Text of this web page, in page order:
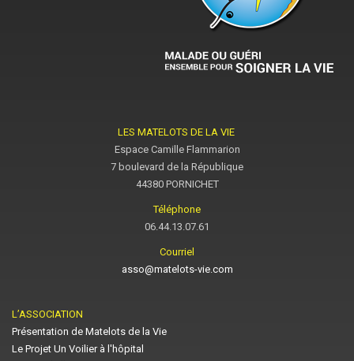
LES MATELOTS DE LA VIE
Espace Camille Flammarion
7 boulevard de la République
44380 PORNICHET
Téléphone
06.44.13.07.61
Courriel
asso@matelots-vie.com
L’ASSOCIATION
Présentation de Matelots de la Vie
Le Projet Un Voilier à l'hôpital